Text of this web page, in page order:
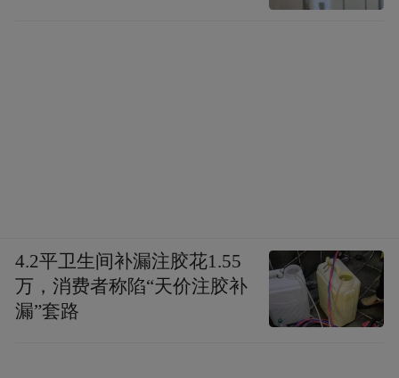
4.2平卫生间补漏注胶花1.55
万，消费者称陷“天价注胶补
漏”套路